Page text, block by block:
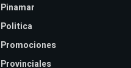
Pinamar
Politica
Promociones
Provinciales